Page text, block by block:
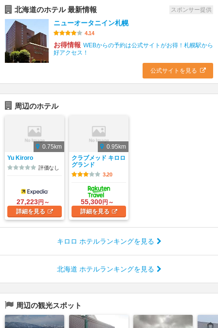
北海道のホテル 最新情報 スポンサー提供
ニューオータニイン札幌
4.14
お得情報 WEBからの予約は公式サイトがお得！札幌駅から
好アクセス！
公式サイトを見る
周辺のホテル
0.75km
Yu Kiroro
評価なし
27,223円～
詳細を見る
0.95km
クラブメッド キロロ
グランド
3.20
55,300円～
詳細を見る
キロロ ホテルランキングを見る
北海道 ホテルランキングを見る
周辺の観光スポット